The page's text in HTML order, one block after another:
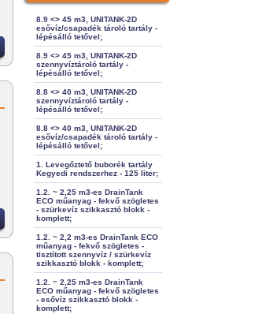
8.9 <> 45 m3, UNITANK-2D
esővíz/csapadék tároló tartály -
lépésálló tetővel;
8.9 <> 45 m3, UNITANK-2D
szennyvíztároló tartály -
lépésálló tetővel;
8.8 <> 40 m3, UNITANK-2D
szennyvíztároló tartály -
lépésálló tetővel;
8.8 <> 40 m3, UNITANK-2D
esővíz/csapadék tároló tartály -
lépésálló tetővel;
1. Levegőztető buborék tartály
Kegyedi rendszerhez - 125 liter;
1.2. ~ 2,25 m3-es DrainTank
ECO műanyag - fekvő szögletes
- szürkevíz szikkasztó blokk -
komplett;
1.2. ~ 2,2 m3-es DrainTank ECO
műanyag - fekvő szögletes -
tisztított szennyvíz / szürkevíz
szikkasztó blokk - komplett;
1.2. ~ 2,25 m3-es DrainTank
ECO műanyag - fekvő szögletes
- esővíz szikkasztó blokk -
komplett;